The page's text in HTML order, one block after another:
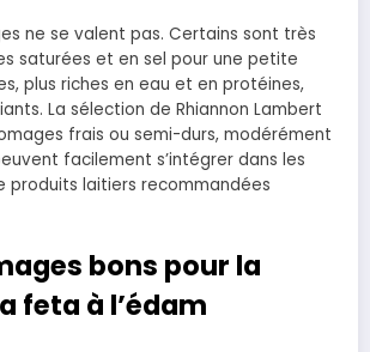
ne se valent pas. Certains sont très
saturées et en sel pour une petite
plus riches en eau et en protéines,
La sélection de Rhiannon Lambert
frais ou semi-durs, modérément
facilement s’intégrer dans les
produits laitiers recommandées
bons pour la
feta à l’édam